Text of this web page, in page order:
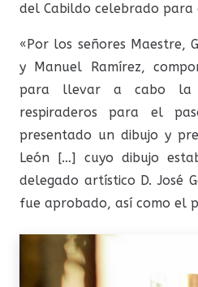
del Cabildo celebrado para
«Por los señores Maestre,
y Manuel Ramírez,
para llevar a cabo la
respiraderos para el
presentado un dibujo y
León […] cuyo dibujo
delegado artístico D. José
fue aprobado, así como el